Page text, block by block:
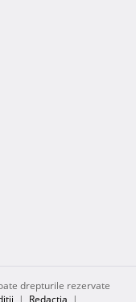
drepturile rezervate